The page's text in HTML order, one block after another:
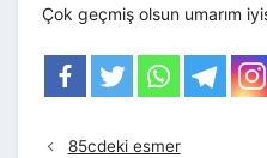
Çok geçmiş olsun umarım
85cdeki esmer